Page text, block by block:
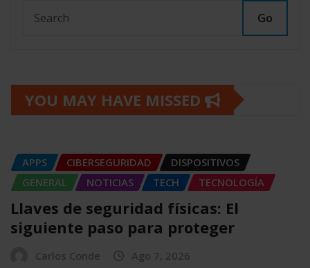
Go
YOU MAY HAVE MISSED
APPS CIBERSEGURIDAD
DISPOSITIVOS
GENERAL
NOTICIAS TECH TECNOLOGÍA
Llaves de seguridad físicas: El
siguiente paso para proteger
Carlos Conde Ago 7, 2026